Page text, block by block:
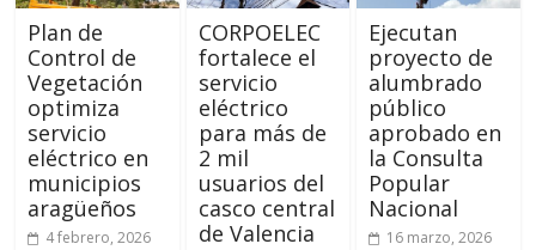
Plan de
Control de
Vegetación
optimiza
servicio
eléctrico en
municipios
aragüeños
4 febrero, 2026
CORPOELEC
fortalece el
servicio
eléctrico
para más de
2 mil
usuarios del
casco central
de Valencia
Ejecutan
proyecto de
alumbrado
público
aprobado en
la Consulta
Popular
Nacional
16 marzo, 2026